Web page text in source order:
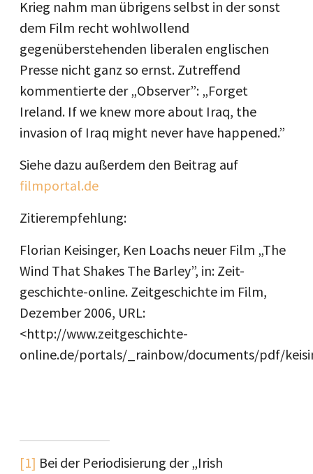
Krieg nahm man übrigens selbst in der sonst
dem Film recht wohlwollend
gegenüberstehenden liberalen englischen
Presse nicht ganz so ernst. Zutreffend
kommentierte der „Observer”: „Forget
Ireland. If we knew more about Iraq, the
invasion of Iraq might never have happened.”
Siehe dazu außerdem den Beitrag auf
filmportal.de
Zitierempfehlung:
Florian Keisinger, Ken Loachs neuer Film „The
Wind That Shakes The Barley”, in: Zeit-
geschichte-online. Zeitgeschichte im Film,
Dezember 2006, URL:
<http://www.zeitgeschichte-
online.de/portals/_rainbow/documents/pdf/
[1] Bei der Periodisierung der „Irish